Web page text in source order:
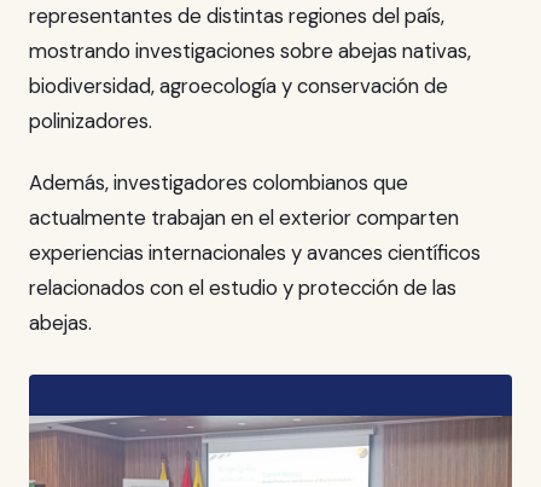
representantes de distintas regiones del país,
mostrando investigaciones sobre abejas nativas,
biodiversidad, agroecología y conservación de
polinizadores.
Además, investigadores colombianos que
actualmente trabajan en el exterior comparten
experiencias internacionales y avances científicos
relacionados con el estudio y protección de las
abejas.